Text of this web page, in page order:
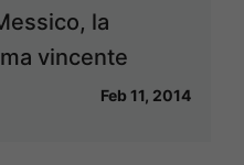
la
vincente
Feb 11, 2014